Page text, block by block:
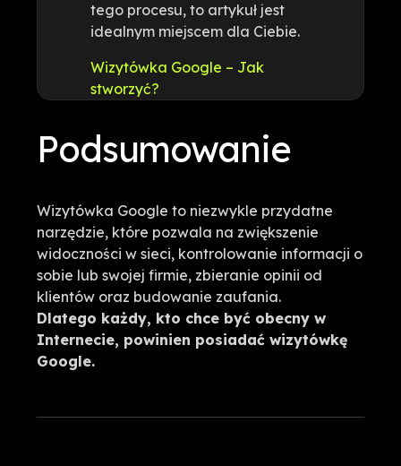
tego procesu, to artykuł jest
idealnym miejscem dla Ciebie.
Wizytówka Google – Jak
stworzyć?
Podsumowanie
Wizytówka Google to niezwykle przydatne
narzędzie, które pozwala na zwiększenie
widoczności w sieci, kontrolowanie informacji o
sobie lub swojej firmie, zbieranie opinii od
klientów oraz budowanie zaufania.
Dlatego każdy, kto chce być obecny w
Internecie, powinien posiadać wizytówkę
Google.